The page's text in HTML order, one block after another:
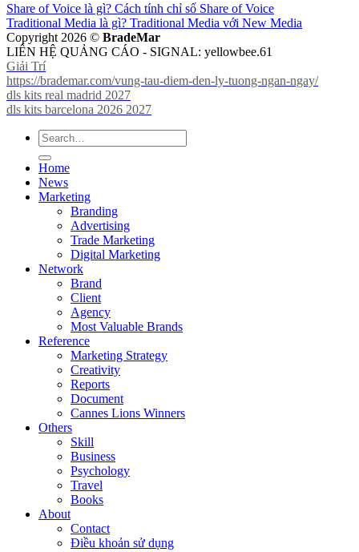
Share of Voice là gì? Cách tính chỉ số Share of Voice
Traditional Media là gì? Traditional Media với New Media
Copyright 2026 © BradeMar
LIÊN HỆ QUẢNG CÁO - SIGNAL: yellowbee.61
Giải Trí
https://brademar.com/vung-tau-diem-den-ly-tuong-ngan-ngay/
dls kits real madrid 2027
dls kits barcelona 2026 2027
Home
News
Marketing
Branding
Advertising
Trade Marketing
Digital Marketing
Network
Brand
Client
Agency
Most Valuable Brands
Reference
Marketing Strategy
Creativity
Reports
Document
Cannes Lions Winners
Others
Skill
Business
Psychology
Travel
Books
About
Contact
Điều khoản sử dụng